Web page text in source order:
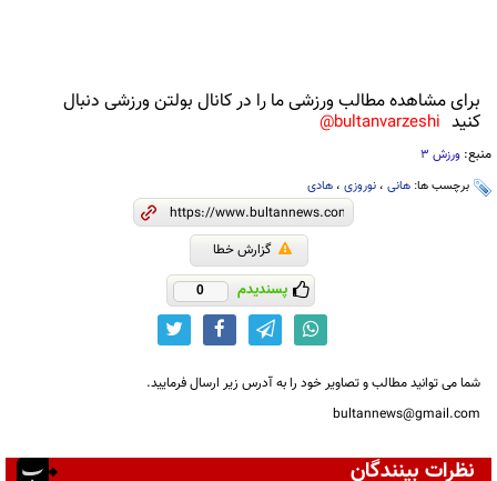
برای مشاهده مطالب ورزشی ما را در کانال بولتن ورزشی دنبال
کنید bultanvarzeshi@
منبع: ورزش 3
برچسب ها: هانی ، نوروزی ، هادی
گزارش خطا
پسندیدم 0
شما می توانید مطالب و تصاویر خود را به آدرس زیر ارسال فرمایید.
bultannews@gmail.com
نظرات بینندگان